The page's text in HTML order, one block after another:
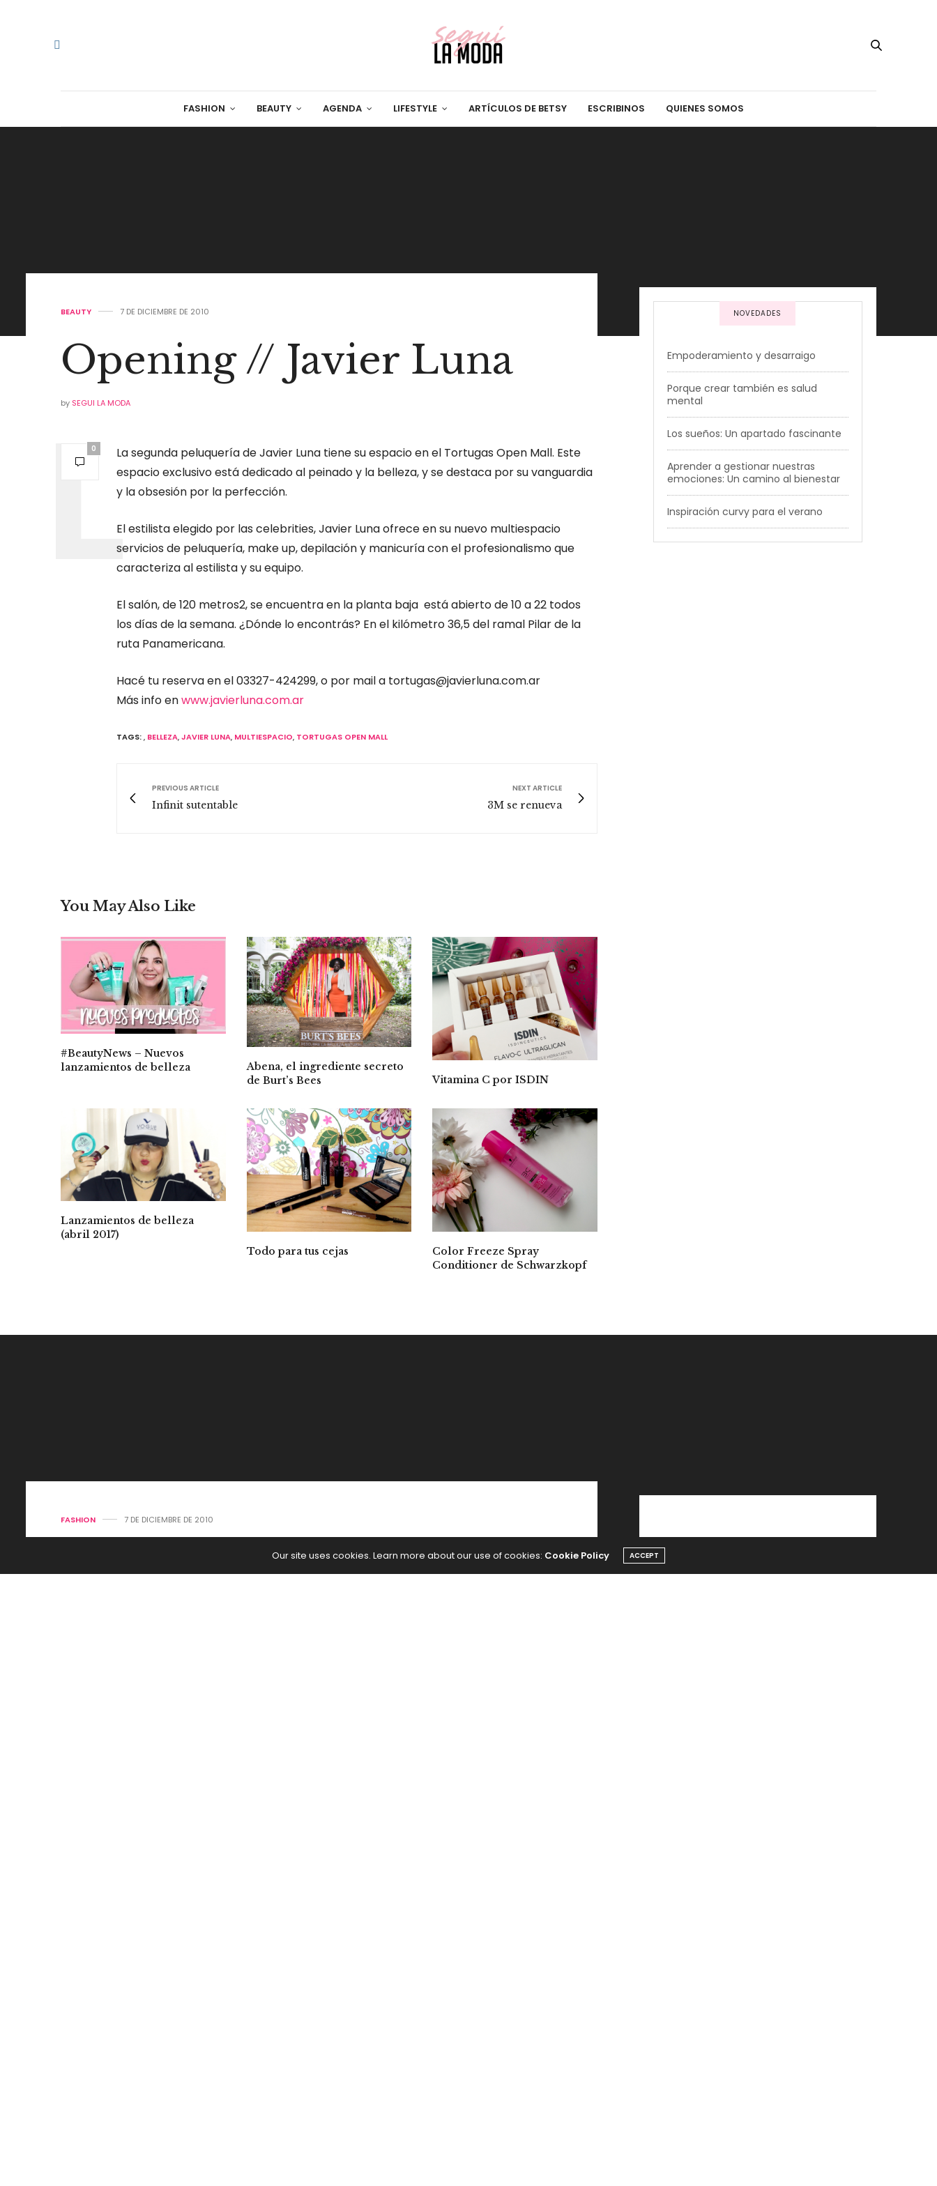
FASHION BEAUTY AGENDA LIFESTYLE ARTÍCULOS DE BETSY ESCRIBINOS QUIENES SOMOS
BEAUTY 7 DE DICIEMBRE DE 2010
Opening // Javier Luna
by SEGUI LA MODA
0
La segunda peluquería de Javier Luna tiene su espacio en el Tortugas Open Mall. Este
espacio exclusivo está dedicado al peinado y la belleza, y se destaca por su vanguardia
y la obsesión por la perfección.
El estilista elegido por las celebrities, Javier Luna ofrece en su nuevo multiespacio
servicios de peluquería, make up, depilación y manicuría con el profesionalismo que
caracteriza al estilista y su equipo.
El salón, de 120 metros2, se encuentra en la planta baja está abierto de 10 a 22 todos
los días de la semana. ¿Dónde lo encontrás? En el kilómetro 36,5 del ramal Pilar de la
ruta Panamericana.
Hacé tu reserva en el 03327-424299, o por mail a tortugas@javierluna.com.ar
Más info enwww.javierluna.com.ar
TAGS:, BELLEZA,JAVIER LUNA, MULTIESPACIO, TORTUGAS OPEN MALL
PREVIOUS ARTICLE
Infinit sutentable
NEXT ARTICLE
3M se renueva
You May Also Like
#BeautyNews – Nuevos
lanzamientos de belleza
Abena, el ingrediente secreto
de Burt’s Bees
Vitamina C por ISDIN
Lanzamientos de belleza
(abril 2017)
Todo para tus cejas
Color Freeze Spray
Conditioner de Schwarzkopf
NOVEDADES
Empoderamiento y desarraigo
Porque crear también es salud
mental
Los sueños: Un apartado fascinante
Aprender a gestionar nuestras
emociones: Un camino al bienestar
Inspiración curvy para el verano
FASHION 7 DE DICIEMBRE DE 2010
Infinit sutentableOur site uses cookies. Learn more about our use of cookies: Cookie Policy ACCEPT